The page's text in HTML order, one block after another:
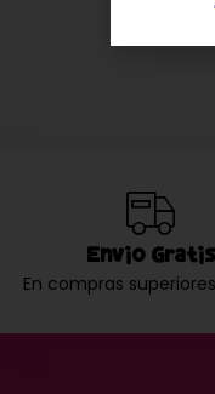
Envío Gratis
En compras